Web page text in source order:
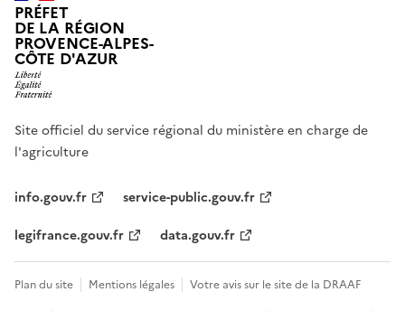
PRÉFET
DE LA RÉGION
PROVENCE-ALPES-
CÔTE D'AZUR
Site officiel du service régional du ministère en charge de
l'agriculture
info.gouv.fr
service-public.gouv.fr
legifrance.gouv.fr
data.gouv.fr
Plan du site Mentions légales
Votre avis sur le site de la DRAAF